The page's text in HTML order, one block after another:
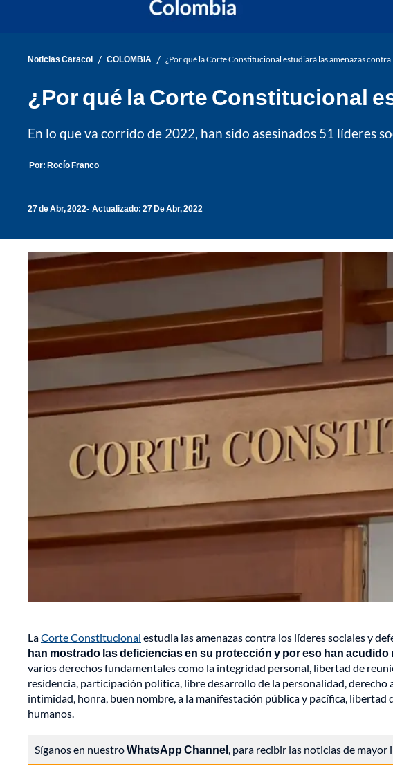
Noticias Caracol / COLOMBIA / ¿Por qué la Corte Constitucional estudiará las amenazas contra
¿Por qué la Corte Constitucional
En lo que va corrido de 2022, han sido asesinados 51 líderes
Por: Rocío Franco
27 de Abr, 2022 Actualizado: 27 De Abr, 2022
LaCorte Constitucional estudia las amenazas contra los líderes sociales y
han mostrado las deficiencias en su protección y por eso han acudido
varios derechos fundamentales como la integridad personal, libertad de
residencia, participación política, libre desarrollo de la personalidad,
intimidad, honra, buen nombre, a la manifestación pública y pacífica, libertad
humanos.
Síganos en nuestroWhatsApp Channel, para recibir las noticias de mayor